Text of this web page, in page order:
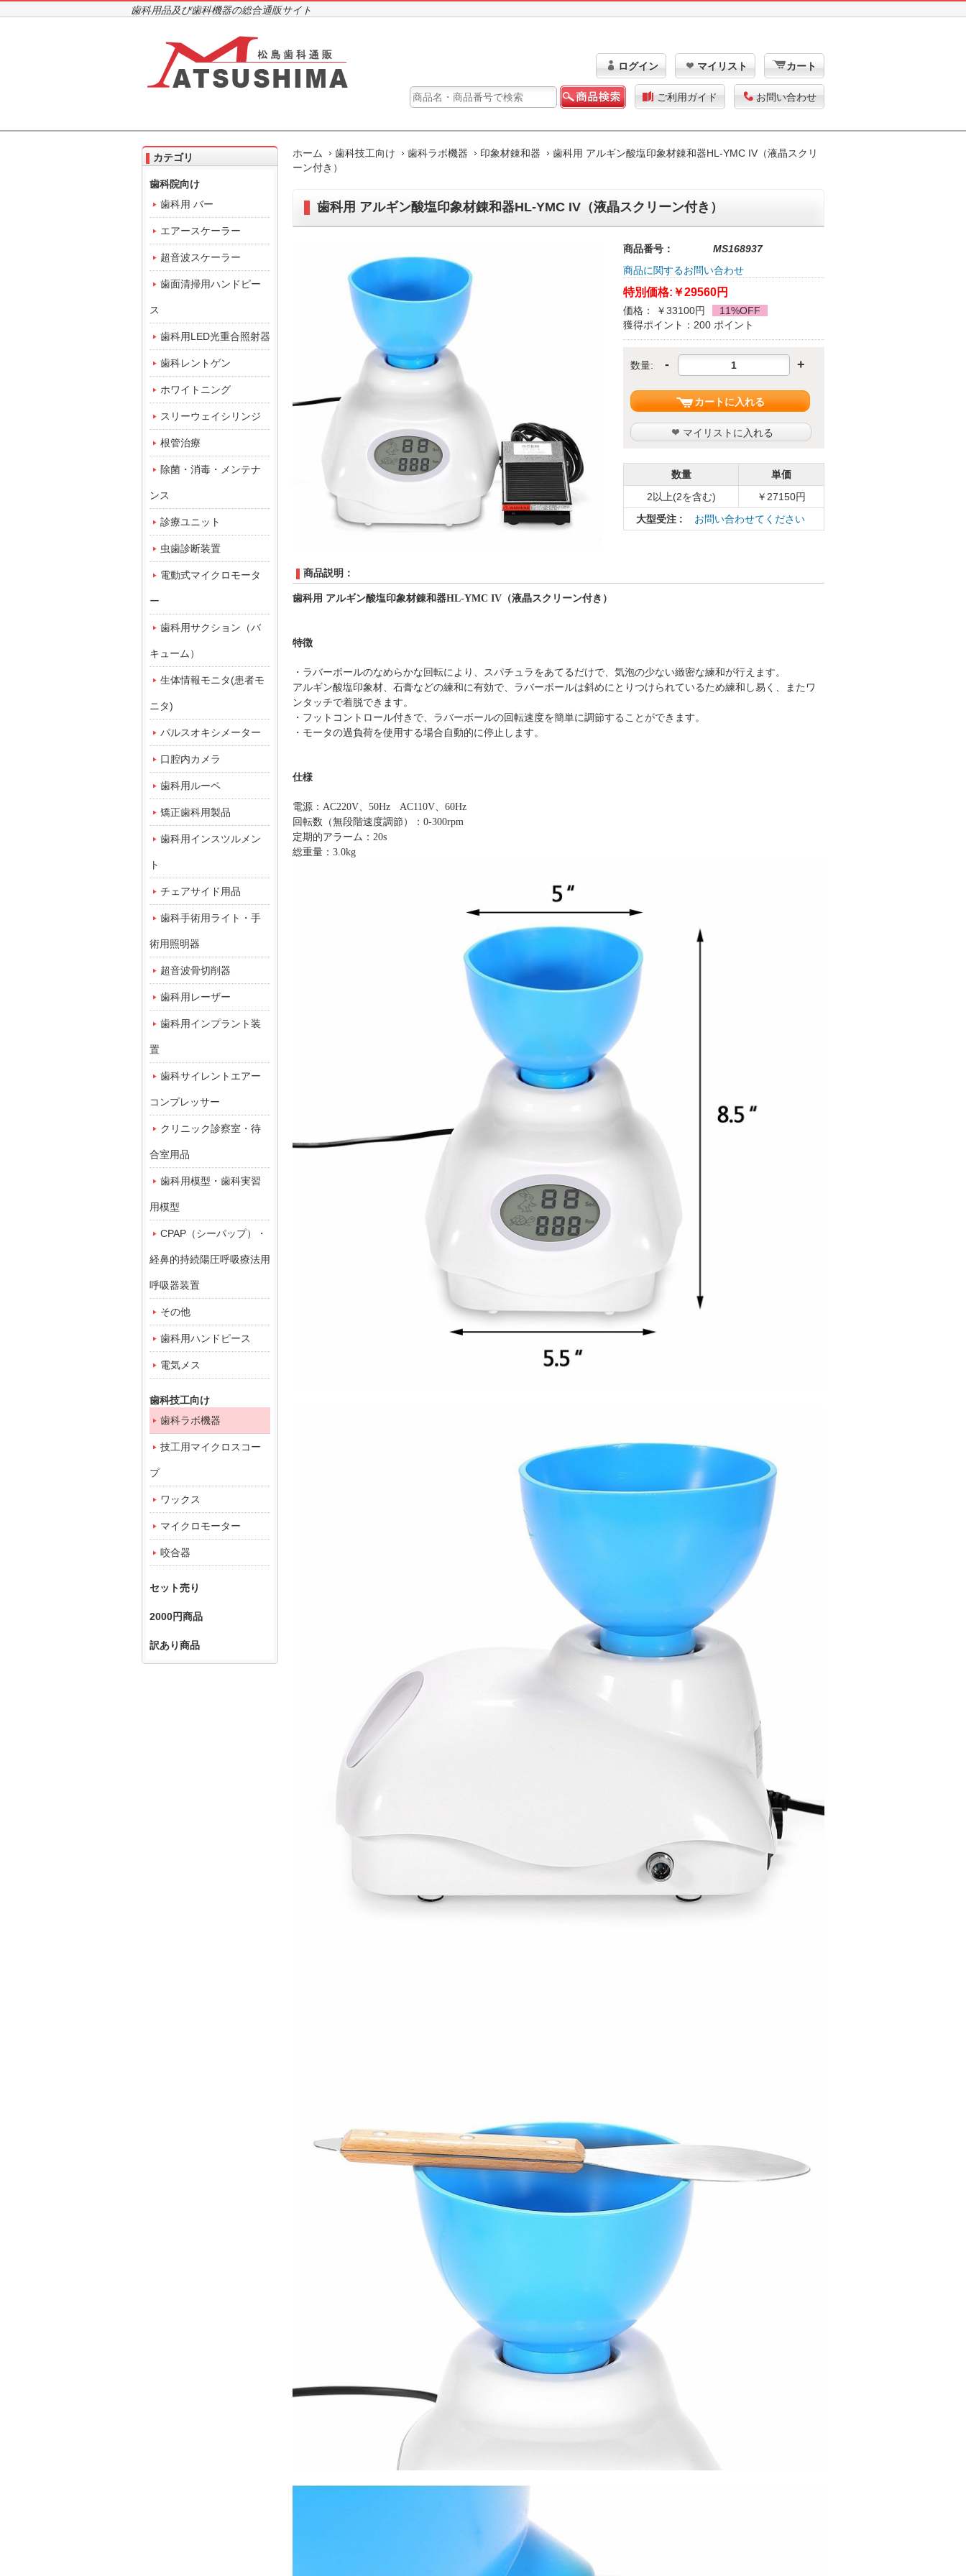
歯科用品及び歯科機器の総合通販サイト
ログイン マイリスト カート
ご利用ガイド お問い合わせ
ホーム 歯科技工向け 歯科ラボ機器 印象材錬和器
歯科用 アルギン酸塩印象材錬和器HL-YMC IV（液晶スクリ
ーン付き）
歯科用 アルギン酸塩印象材錬和器HL-YMC IV（液晶スクリーン付き）
商品番号：
MS168937
商品に関するお問い合わせ
特別価格: ￥29560円
価格： ￥33100円
11%OFF
獲得ポイント：200 ポイント
数量: - +
カートに入れる
マイリストに入れる
数量
単価
2以上(2を含む)
￥27150円
大型受注 : お問い合わせてください
商品説明：
歯科用 アルギン酸塩印象材錬和器HL-YMC IV（液晶スクリーン付き）
特徴
・ラバーボールのなめらかな回転により、スパチュラをあてるだけで、気泡の少ない緻密な練和が行えます。
アルギン酸塩印象材、石膏などの練和に有効で、ラバーボールは斜めにとりつけられているため練和し易く、またワ
ンタッチで着脱できます。
・フットコントロール付きで、ラバーボールの回転速度を簡単に調節することができます。
・モータの過負荷を使用する場合自動的に停止します。
仕様
電源： AC220V、50Hz AC110V、60Hz
回転数（無段階速度調節）： 0-300rpm
定期的アラーム： 20s
総重量： 3.0kg
カテゴリ
歯科院向け
歯科用 バー
エアースケーラー
超音波スケーラー
歯面清掃用ハンドピー
ス
歯科用LED光重合照射器
歯科レントゲン
ホワイトニング
スリーウェイシリンジ
根管治療
除菌・消毒・メンテナ
ンス
診療ユニット
虫歯診断装置
電動式マイクロモータ
ー
歯科用サクション（バ
キューム）
生体情報モニタ(患者モ
ニタ)
パルスオキシメーター
口腔内カメラ
歯科用ルーペ
矯正歯科用製品
歯科用インスツルメン
ト
チェアサイド用品
歯科手術用ライト・手
術用照明器
超音波骨切削器
歯科用レーザー
歯科用インプラント装
置
歯科サイレントエアー
コンプレッサー
クリニック診察室・待
合室用品
歯科用模型・歯科実習
用模型
CPAP（シーパップ）・
経鼻的持続陽圧呼吸療法用
呼吸器装置
その他
歯科用ハンドピース
電気メス
歯科技工向け
歯科ラボ機器
技工用マイクロスコー
プ
ワックス
マイクロモーター
咬合器
セット売り
2000円商品
訳あり商品